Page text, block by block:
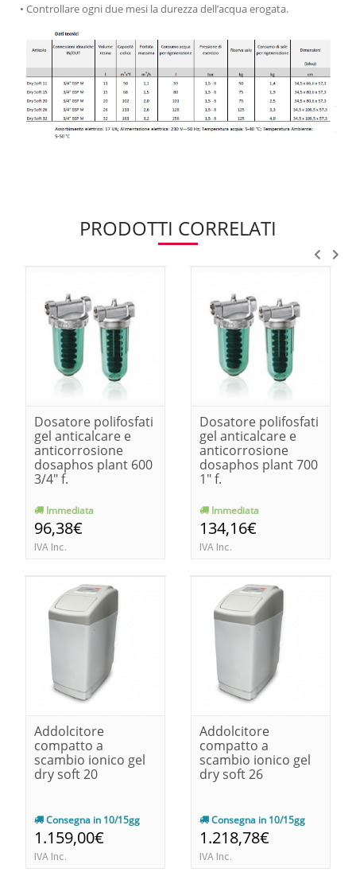
• Controllare ogni due mesi la durezza dell’acqua erogata.
PRODOTTI CORRELATI
Dosatore polifosfati
gel anticalcare e
anticorrosione
dosaphos plant 600
3/4" f.
Immediata
96,38€
IVA Inc.
Dosatore polifosfati
gel anticalcare e
anticorrosione
dosaphos plant 700
1" f.
Immediata
134,16€
IVA Inc.
Addolcitore
compatto a
scambio ionico gel
dry soft 20
Consegna in 10/15gg
1.159,00€
IVA Inc.
Addolcitore
compatto a
scambio ionico gel
dry soft 26
Consegna in 10/15gg
1.218,78€
IVA Inc.